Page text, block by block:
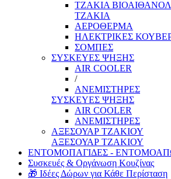
ΤΖΑΚΙΑ
ΤΖΑΚΙΑ
ΑΕΡΟΘΕΡΜΑ
ΗΛΕΚΤΡΙΚΕΣ
ΣΟΜΠΕΣ
ΣΥΣΚΕΥΕΣ ΨΗΞΗΣ
AIR COOLER
/
ΑΝΕΜΙΣΤΗΡΕΣ
ΣΥΣΚΕΥΕΣ ΨΗΞΗΣ
AIR COOLER
ΑΝΕΜΙΣΤΗΡΕΣ
ΑΞΕΣΟΥΑΡ ΤΖΑΚΙΟΥ
ΑΞΕΣΟΥΑΡ ΤΖΑΚΙΟΥ
ΕΝΤΟΜΟΠΑΓΙΔΕΣ -
Συσκευές & Οργάνωση Κουζίνας
🎁 Ιδέες Δώρων για Κάθε Περίσταση